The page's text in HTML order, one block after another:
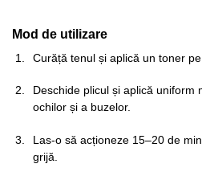
Mod de utilizare
Curăță tenul și aplică un toner
Deschide plicul și aplică uniform
ochilor și a buzelor.
Las-o să acționeze 15–20 de
grijă.